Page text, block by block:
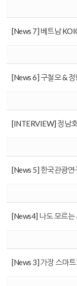
[News 7] 베트남
[News 6] 구철모 &
[INTERVIEW] 정남
[News 5] 한국관광연
[News4] 나도 모르는
[News 3] 가장 스마